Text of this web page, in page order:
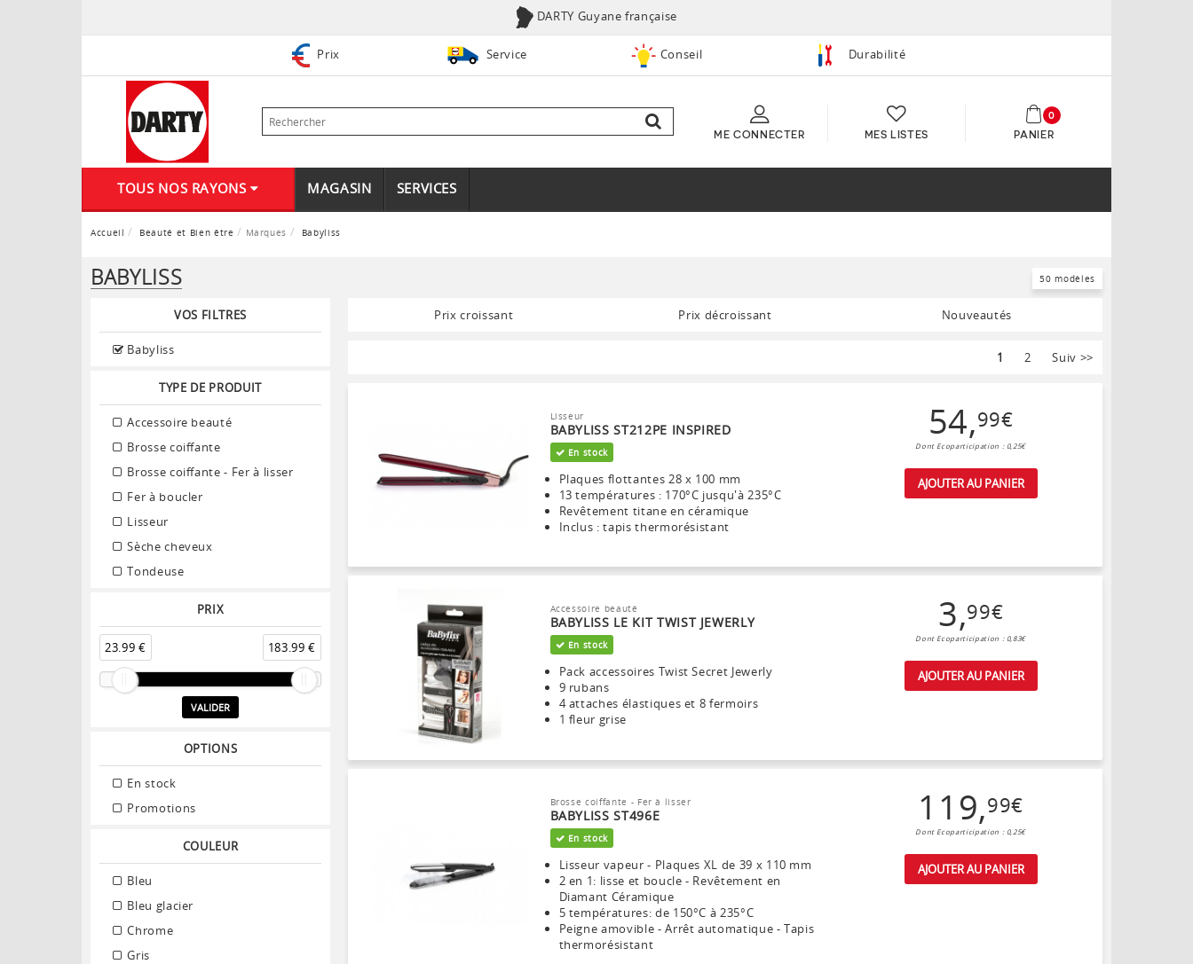
DARTY Guyane française
Prix Service Conseil Durabilité
ME CONNECTER MES LISTES PANIER
0
TOUS NOS RAYONS MAGASIN SERVICES
Accueil Beauté et Bien être Marques Babyliss
BABYLISS 50 modèles
VOS FILTRES
Babyliss
TYPE DE PRODUIT
Accessoire beauté
Brosse coiffante
Brosse coiffante - Fer à lisser
Fer à boucler
Lisseur
Sèche cheveux
Tondeuse
PRIX
23.99 € 183.99 €
VALIDER
OPTIONS
En stock
Promotions
COULEUR
Bleu
Bleu glacier
Chrome
Gris
Prix croissant Prix décroissant Nouveautés
1 2 Suiv >>
Lisseur
BABYLISS ST212PE INSPIRED
En stock
Plaques flottantes 28 x 100 mm
13 températures : 170°C jusqu'à 235°C
Revêtement titane en céramique
Inclus : tapis thermorésistant
54,99€
Dont Ecoparticipation : 0,25€
AJOUTER AU PANIER
Accessoire beauté
BABYLISS LE KIT TWIST JEWERLY
En stock
Pack accessoires Twist Secret Jewerly
9 rubans
4 attaches élastiques et 8 fermoirs
1 fleur grise
3,99€
Dont Ecoparticipation : 0,83€
AJOUTER AU PANIER
Brosse coiffante - Fer à lisser
BABYLISS ST496E
En stock
Lisseur vapeur - Plaques XL de 39 x 110 mm
2 en 1: lisse et boucle - Revêtement en
Diamant Céramique
5 températures: de 150°C à 235°C
Peigne amovible - Arrêt automatique - Tapis
thermorésistant
119,99€
Dont Ecoparticipation : 0,25€
AJOUTER AU PANIER